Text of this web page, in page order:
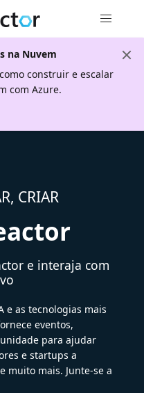
na Nuvem
construir e escalar
com Azure.
CRIAR
e interaja com
e as tecnologias mais
eventos,
para ajudar
e startups a
muito mais. Junte-se a